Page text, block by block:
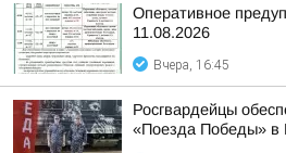
Оперативное
11.08.2026
Вчера, 16:45
Росгвардейцы
«Поезда Победы» в